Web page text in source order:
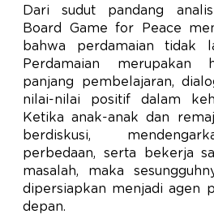
Dari sudut pandang
Board Game for Peace
bahwa perdamaian tidak
Perdamaian
panjang pembelajaran,
nilai-nilai positif dalam
Ketika anak-anak dan
berdiskusi,
perbedaan, serta bekerja
masalah, maka
dipersiapkan menjadi agen
depan.